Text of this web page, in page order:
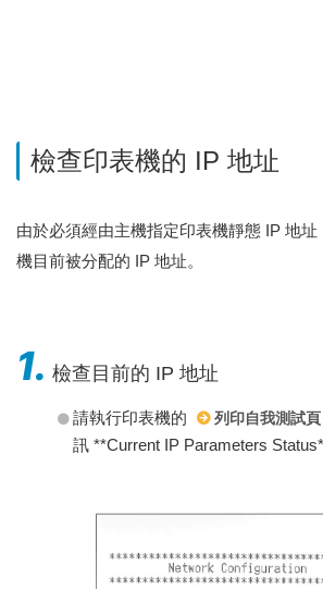
檢查印表機的 IP 地址
由於必須經由主機指定印表機靜態 IP 地
機目前被分配的 IP 地址。
1. 檢查目前的 IP 地址
請執行印表機的 列印自我測試頁
訊 **Current IP Parameters